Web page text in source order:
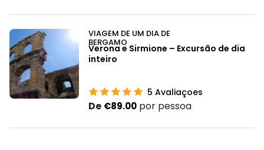
VIAGEM DE UM DIA DE
BERGAMO
Verona e Sirmione – Excursão de dia
inteiro
5 Avaliaçoes
De €89.00 por pessoa